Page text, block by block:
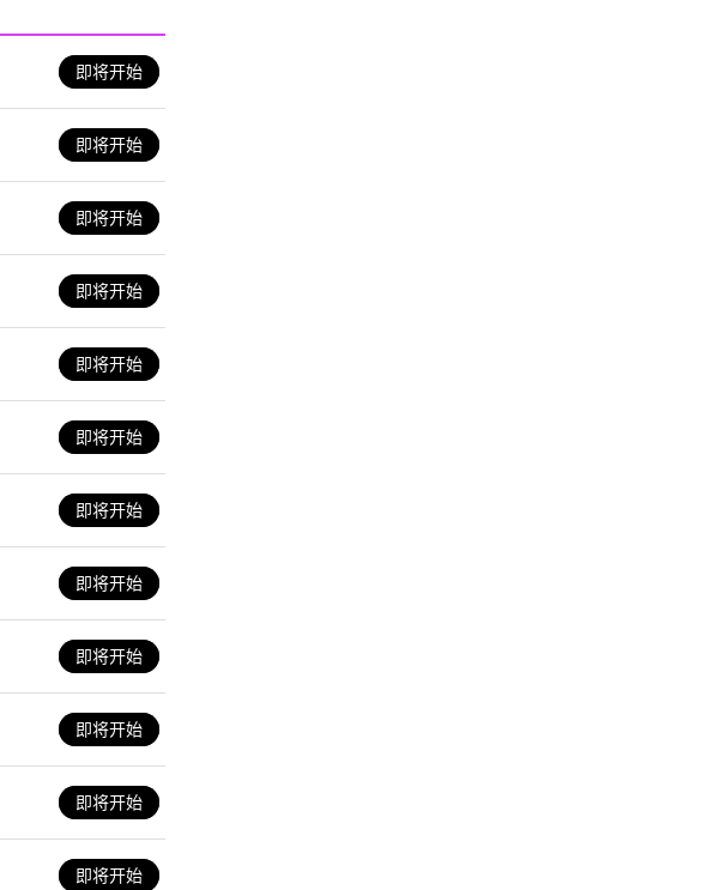
即将开始
即将开始
即将开始
即将开始
即将开始
即将开始
即将开始
即将开始
即将开始
即将开始
即将开始
即将开始